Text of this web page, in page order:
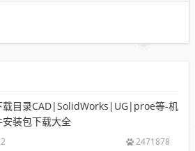
载目录CAD|SolidWorks|UG|proe等-机
安装包下载大全
2471878